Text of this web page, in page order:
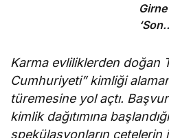
‘Son
Karma evliliklerden doğan
Cumhuriyeti” kimliği
türemesine yol açtı.
kimlik dağıtımına
spekülasyonların çetelerin